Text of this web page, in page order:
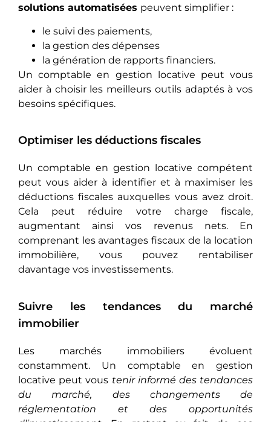
solutions automatisées peuvent simplifier :
le suivi des paiements,
la gestion des dépenses
la génération de rapports financiers.
Un comptable en gestion locative peut vous
aider à choisir les meilleurs outils adaptés à vos
besoins spécifiques.
Optimiser les déductions fiscales
Un comptable en gestion locative compétent
pеut vous aider à identifier et à maximiser les
déductions fiscales auxquelles vous avez droit.
Cеla pеut réduire votre charge fiscale,
augmentant ainsi vos revenus nets. En
comprenant les avantages fiscaux de la location
immobilière, vous pouvеz rentabiliser
davantage vos investissements.
Suivre les tendances du marché
immobilier
Les marchés immobiliers évoluent
constamment. Un comptable en gestion
locative peut vous tenir informé des tendances
du marché, des changements de
réglementation et des opportunités